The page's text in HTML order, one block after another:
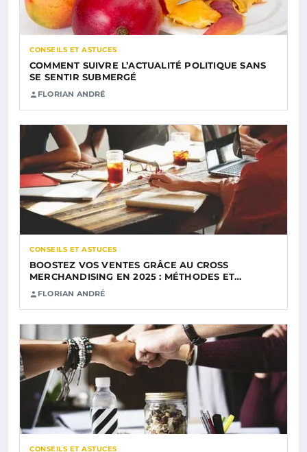
CONSEILS ET ASTUCES
COMMENT SUIVRE L’ACTUALITÉ POLITIQUE SANS
SE SENTIR SUBMERGÉ
FLORIAN ANDRÉ
CONSEILS ET ASTUCES
BOOSTEZ VOS VENTES GRÂCE AU CROSS
MERCHANDISING EN 2025 : MÉTHODES ET…
FLORIAN ANDRÉ
CONSEILS ET ASTUCES